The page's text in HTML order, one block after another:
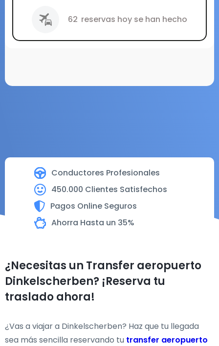
Conductores Profesionales
450.000 Clientes Satisfechos
Pagos Online Seguros
Ahorra Hasta un 35%
62 reservas hoy se han hecho
¿Necesitas un Transfer aeropuerto
Dinkelscherben? ¡Reserva tu
traslado ahora!
¿Vas a viajar a Dinkelscherben? Haz que tu llegada
sea más sencilla reservando tu transfer aeropuerto